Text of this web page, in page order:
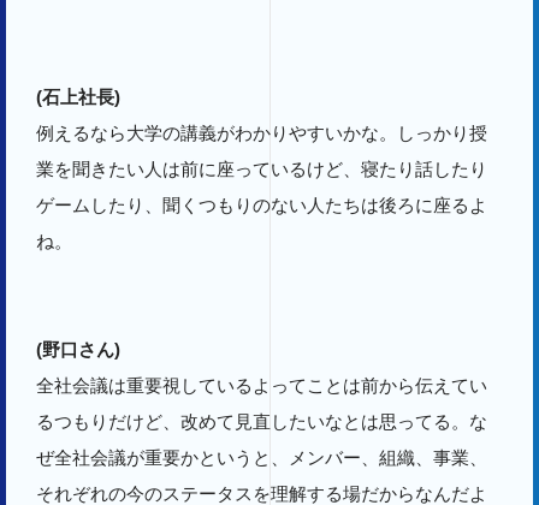
(石上社長)
例えるなら大学の講義がわかりやすいかな。しっかり授
業を聞きたい人は前に座っているけど、寝たり話したり
ゲームしたり、聞くつもりのない人たちは後ろに座るよ
ね。
(野口さん)
全社会議は重要視しているよってことは前から伝えてい
るつもりだけど、改めて見直したいなとは思ってる。な
ぜ全社会議が重要かというと、メンバー、組織、事業、
それぞれの今のステータスを理解する場だからなんだよ